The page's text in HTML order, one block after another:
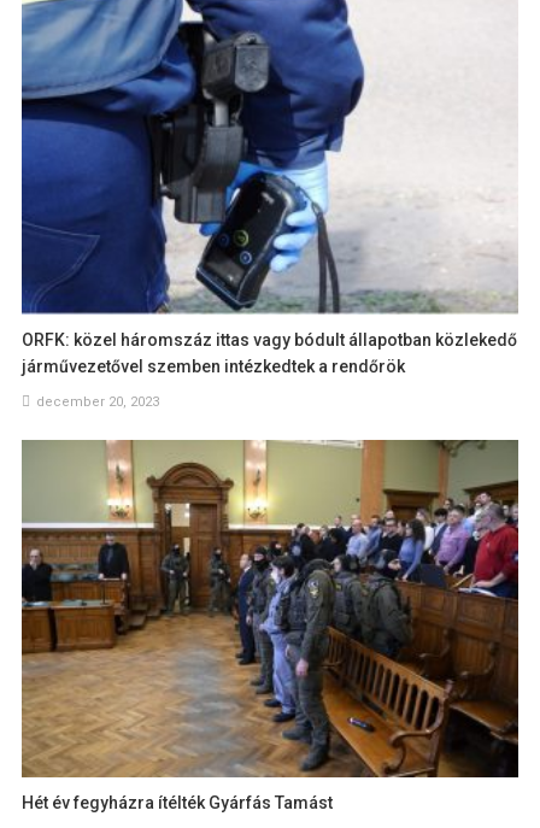
ORFK: közel háromszáz ittas vagy bódult állapotban közlekedő
járművezetővel szemben intézkedtek a rendőrök
december 20, 2023
Hét év fegyházra ítélték Gyárfás Tamást